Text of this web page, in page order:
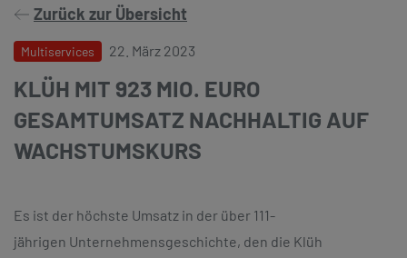
Zurück zur Übersicht
Multiservices 22. März 2023
KLÜH MIT 923 MIO. EURO
GESAMTUMSATZ NACHHALTIG AUF
WACHSTUMSKURS
Es ist der höchste Umsatz in der über 111-
jährigen Unternehmensgeschichte, den die Klüh